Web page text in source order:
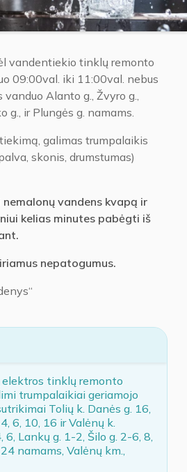
vandentiekio tinklų remonto
09:00val. iki 11:00val. nebus
Alanto g., Žvyro g.,
g., ir Plungės g. namams.
galimas trumpalaikis
skonis, drumstumas)
vandens kvapą ir
kelias minutes pabėgti iš
nepatogumus.
elektros tinklų remonto
trumpalaikiai geriamojo
Tolių k. Danės g. 16,
6, 10, 16 ir Valėnų k.
6, Lankų g. 1-2, Šilo g. 2-6, 8,
namams, Valėnų km.,